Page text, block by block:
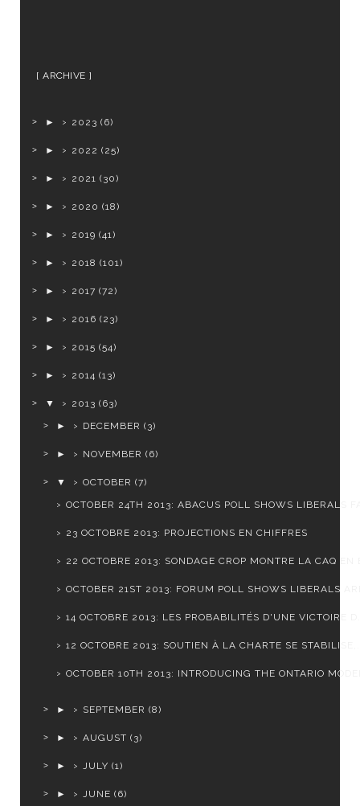
ARCHIVE
► 2023 (6)
► 2022 (25)
► 2021 (30)
► 2020 (18)
► 2019 (41)
► 2018 (101)
► 2017 (72)
► 2016 (23)
► 2015 (54)
► 2014 (13)
▼ 2013 (63)
►
DECEMBER (3)
► NOVEMBER (6)
▼ OCTOBER (7)
OCTOBER 24TH 2013: ABACUS POLL SHOWS LIBERALS
23 OCTOBRE 2013: PROJECTIONS EN CHIFFRES
22 OCTOBRE 2013: SONDAGE CROP MONTRE LA CAQ EN
OCTOBER 21ST 2013: FORUM POLL SHOWS LIBERALS
14 OCTOBRE 2013: LES PROBABILITÉS D'UNE VICTOIRE
12 OCTOBRE 2013: SOUTIEN À LA CHARTE SE
OCTOBER 10TH 2013: INTRODUCING THE ONTARIO
► SEPTEMBER (8)
► AUGUST (3)
► JULY (1)
► JUNE (6)